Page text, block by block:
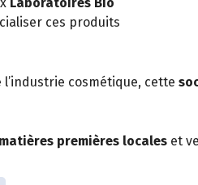
ces produits
cosmétique, cette
matières premières locales et